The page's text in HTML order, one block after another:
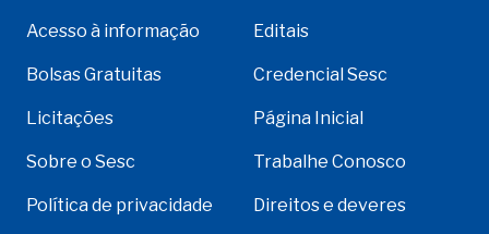
Acesso à informação Editais
Bolsas Gratuitas Credencial Sesc
Licitações Página Inicial
Sobre o Sesc Trabalhe Conosco
Política de privacidade Direitos e deveres